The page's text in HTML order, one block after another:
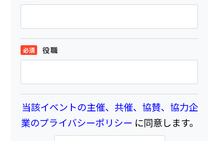
役職
当該イベントの主催、共催、協賛、協力企
業のプライバシーポリシー に同意します。